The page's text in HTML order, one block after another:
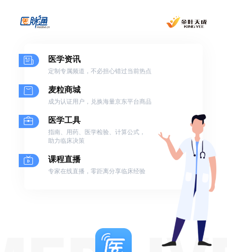
医学资讯
定制专属频道，不必担心错过当前热点
麦粒商城
成为认证用户，兑换海量京东平台商品
医学工具
指南、用药、医学检验、计算公式，
助力临床决策
课程直播
专家在线直播，零距离分享临床经验